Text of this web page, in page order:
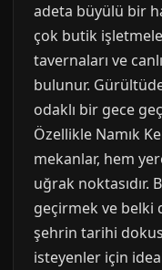
adeta büyülü bir
çok butik
tavernaları ve
bulunur.
odaklı bir gece
Özellikle Namık
mekanlar, hem
uğrak noktasıdır.
geçirmek ve belki
şehrin tarihi
isteyenler için